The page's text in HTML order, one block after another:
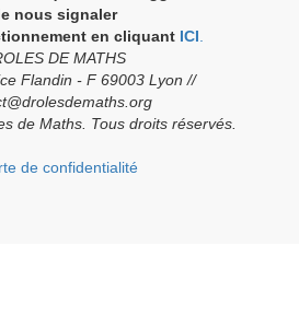
nous signaler
en cliquant ICI
DE MATHS
Flandin - F 69003 Lyon //
de Maths. Tous droits réservés.
de confidentialité